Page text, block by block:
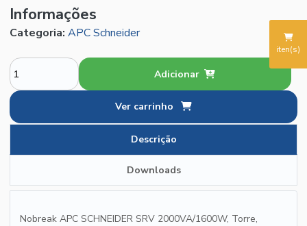
iten(s)
Informações
Categoria: APC Schneider
Adicionar
Ver carrinho
Descrição
Downloads
Nobreak APC SCHNEIDER SRV 2000VA/1600W, Torre,